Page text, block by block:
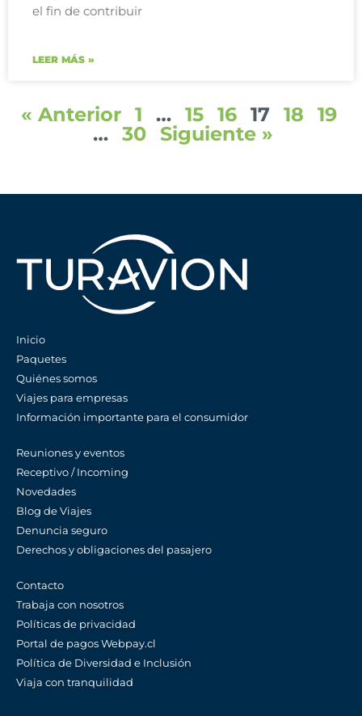
el fin de contribuir
LEER MÁS »
« Anterior 1 … 15 16 17 18
19
… 30 Siguiente »
Inicio
Paquetes
Quiénes somos
Viajes para empresas
Información importante para el consumidor
Reuniones y eventos
Receptivo / Incoming
Novedades
Blog de Viajes
Denuncia seguro
Derechos y obligaciones del pasajero
Contacto
Trabaja con nosotros
Políticas de privacidad
Portal de pagos Webpay.cl
Política de Diversidad e Inclusión
Viaja con tranquilidad